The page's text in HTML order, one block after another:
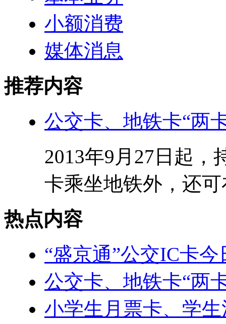
小额消费
媒体消息
推荐内容
公交卡、地铁卡“两
2013年9月27日起，
卡乘坐地铁外，还
热点内容
“盛京通”公交IC卡
公交卡、地铁卡“两
小学生月票卡、学